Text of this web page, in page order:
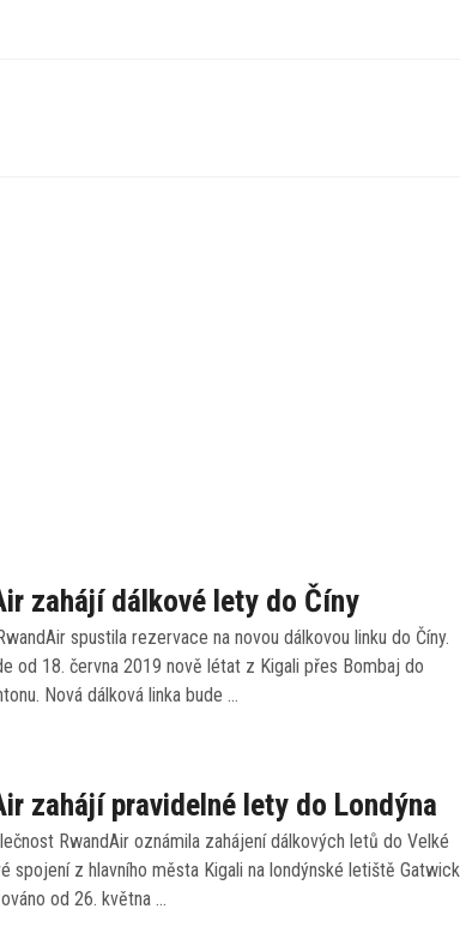
zahájí dálkové lety do Číny
spustila rezervace na novou dálkovou linku do Číny.
od 18. června 2019 nově létat z Kigali přes Bombaj do
Nová dálková linka bude …
zahájí pravidelné lety do Londýna
RwandAir oznámila zahájení dálkových letů do Velké
spojení z hlavního města Kigali na londýnské letiště Gatwick
od 26. května …